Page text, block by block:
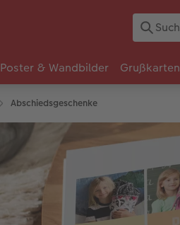
Poster & Wandbilder Grußkarten
Abschiedsgeschenke